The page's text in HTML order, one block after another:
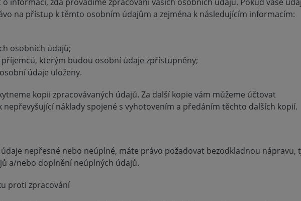
na přístup k těmto osobním údajům a zejména k následujícím informacím:
osobních údajů;
kterým budou osobní údaje zpřístupněny;
údaje uloženy.
kopii zpracovávaných údajů. Za další kopie vám můžeme účtovat
náklady spojené s vyhotovením a předáním těchto dalších kopií.
nepřesné nebo neúplné, máte právo požadovat bezodkladnou nápravu,
a/nebo doplnění neúplných údajů.
proti zpracování